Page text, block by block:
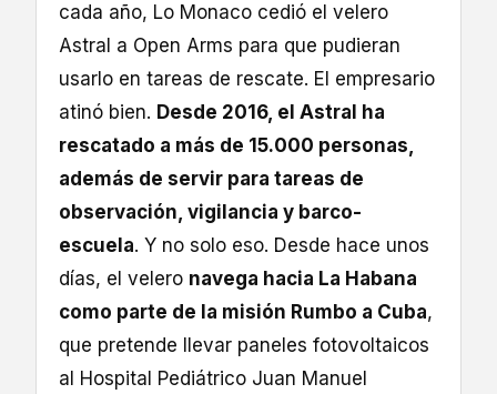
cada año, Lo Monaco cedió el velero
Astral a Open Arms para que pudieran
usarlo en tareas de rescate. El empresario
atinó bien. Desde 2016, el Astral ha
rescatado a más de 15.000 personas,
además de servir para tareas de
observación, vigilancia y barco-
escuela. Y no solo eso. Desde hace unos
días, el velero navega hacia La Habana
como parte de la misión Rumbo a Cuba,
que pretende llevar paneles fotovoltaicos
al Hospital Pediátrico Juan Manuel